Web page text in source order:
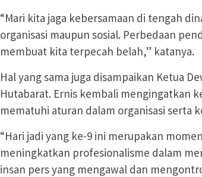
“Mari kita jaga kebersamaan di tengah
organisasi maupun sosial. Perbedaan
membuat kita terpecah belah,” katanya.
Hal yang sama juga disampaikan Ketua
Hutabarat. Ernis kembali mengingatkan
mematuhi aturan dalam organisasi serta
“Hari jadi yang ke-9 ini merupakan
meningkatkan profesionalisme dalam
insan pers yang mengawal dan